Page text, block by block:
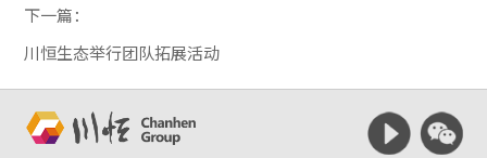
下一篇：
川恒生态举行团队拓展活动